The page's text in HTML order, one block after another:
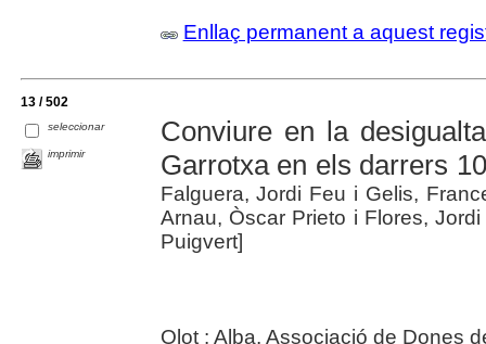
Enllaç permanent a aquest
13 / 502
seleccionar
imprimir
Conviure en la
Garrotxa en els darrers
Falguera, Jordi Feu i Gelis,
Arnau, Òscar Prieto i Flores,
Puigvert]
Olot : Alba, Associació de Dones